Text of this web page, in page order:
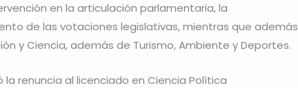
en la articulación parlamentaria, la
de las votaciones legislativas, mientras que además
y Ciencia, además de Turismo, Ambiente y Deportes.
renuncia al licenciado en Ciencia Política